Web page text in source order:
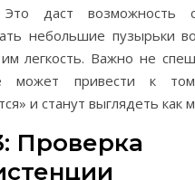
даст возможность
небольшие пузырьки
легкость. Важно не
может привести к
и станут выглядеть как
Проверка